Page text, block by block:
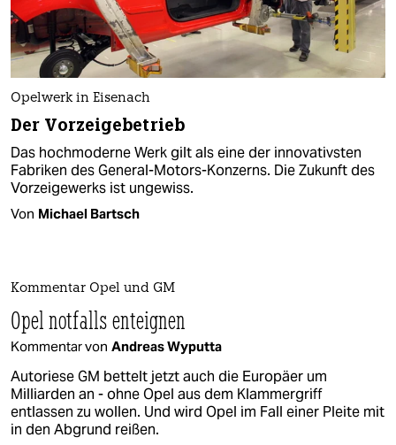
Opelwerk in Eisenach
Der Vorzeigebetrieb
Das hochmoderne Werk gilt als eine der innovativsten
Fabriken des General-Motors-Konzerns. Die Zukunft des
Vorzeigewerks ist ungewiss.
Von Michael Bartsch
Kommentar Opel und GM
Opel notfalls enteignen
Kommentar von Andreas Wyputta
Autoriese GM bettelt jetzt auch die Europäer um
Milliarden an - ohne Opel aus dem Klammergriff
entlassen zu wollen. Und wird Opel im Fall einer Pleite mit
in den Abgrund reißen.